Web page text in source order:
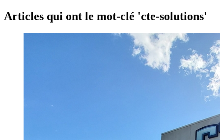
Articles qui ont le mot-clé 'cte-solutions'